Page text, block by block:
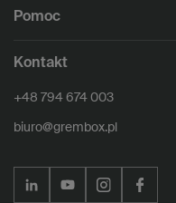
Pomoc
Kontakt
+48 794 674 003
biuro@grembox.pl